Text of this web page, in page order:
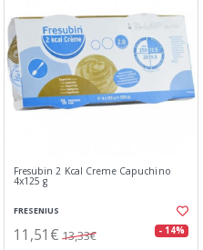
Fresubin 2 Kcal Creme Capuchino
4x125 g
FRESENIUS
11,51€ 13,33€ - 14%